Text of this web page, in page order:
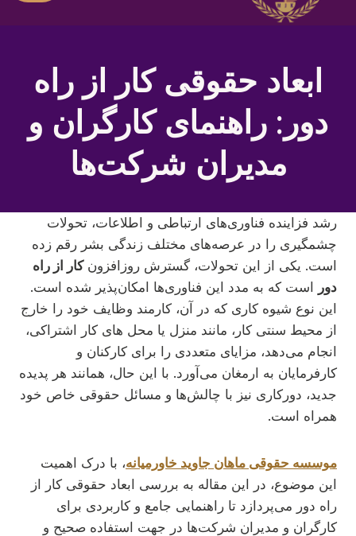
ابعاد حقوقی کار از راه
دور: راهنمای کارگران و
مدیران شرکت‌ها
رشد فزاینده فناوری‌های ارتباطی و اطلاعات، تحولات
چشمگیری را در عرصه‌های مختلف زندگی بشر رقم زده
است. یکی از این تحولات، گسترش روزافزونکار از راه
دور است که به مدد این فناوری‌ها امکان‌پذیر شده است.
این نوع شیوه کاری که در آن، کارمند وظایف خود را خارج
از محیط سنتی کار، مانند منزل یا محل های کار اشتراکی،
انجام می‌دهد، مزایای متعددی را برای کارکنان و
کارفرمایان به ارمغان می‌آورد. با این حال، همانند هر پدیده
جدید، دورکاری نیز با چالش‌ها و مسائل حقوقی خاص خود
همراه است.
موسسه حقوقی ماهان جاوید خاورمیانه، با درک اهمیت
این موضوع، در این مقاله به بررسی ابعاد حقوقی کار از
راه دور می‌پردازد تا راهنمایی جامع و کاربردی برای
کارگران و مدیران شرکت‌ها در جهت استفاده صحیح و